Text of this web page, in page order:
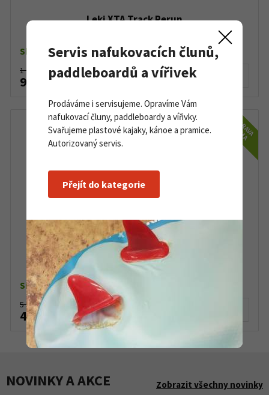
Leki XTA Track Perun
Skladem dle varianty
1 140 Kč
950 Kč Detail produktu
DOPRAVA
ZDARMA
Peltonen N-Grip Facile W PinK Nano NIS
Skladem dle varianty
5 590 Kč
4 750 Kč
NOVINKY A AKCE Zobrazit všechny novinky
Servis nafukovacích člunů,
paddleboardů a vířivek
Prodáváme i servisujeme. Opravíme Vám
nafukovací čluny, paddleboardy a vířivky.
Svařujeme plastové kajaky, kánoe a pramice.
Autorizovaný servis.
Přejít do kategorie